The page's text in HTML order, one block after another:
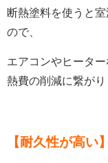
断熱塗料を使うと
ので、
エアコンやヒータ
熱費の削減に繋がり
【耐久性が高い】